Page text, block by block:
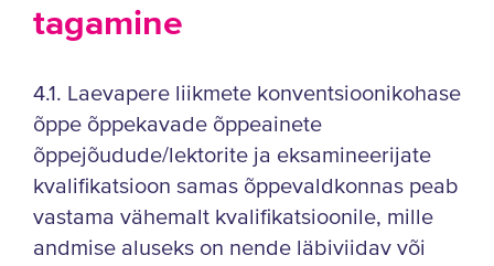
tagamine
4.1. Laevapere liikmete konventsioonikohase
õppe õppekavade õppeainete
õppejõudude/lektorite ja eksamineerijate
kvalifikatsioon samas õppevaldkonnas peab
vastama vähemalt kvalifikatsioonile, mille
andmise aluseks on nende läbiviidav või